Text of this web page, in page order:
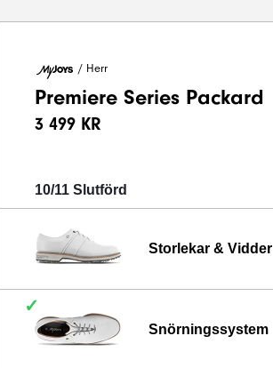
/ Herr
Premiere Series Packard
3 499 KR
10/11 Slutförd
Storlekar & Vidder
✓
Snörningssystem